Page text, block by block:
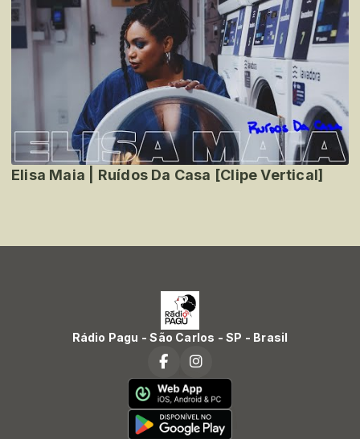
Elisa Maia | Ruídos Da Casa [Clipe Vertical]
Rádio Pagu - São Carlos - SP - Brasil